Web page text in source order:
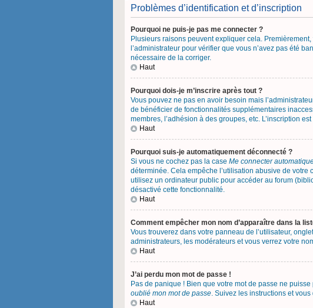
Problèmes d’identification et d’inscription
Pourquoi ne puis-je pas me connecter ?
Plusieurs raisons peuvent expliquer cela.
l’administrateur pour vérifier que vous n’avez pas été
nécessaire de la corriger.
Haut
Pourquoi dois-je m’inscrire après tout ?
Vous pouvez ne pas en avoir besoin mais
de bénéficier de fonctionnalités supplémentaires
membres, l’adhésion à des groupes, etc. L’inscription
Haut
Pourquoi suis-je automatiquement déconnecté ?
Si vous ne cochez pas la case Me connecter
déterminée. Cela empêche l’utilisation abusive de votre
utilisez un ordinateur public pour accéder au forum
désactivé cette fonctionnalité.
Haut
Comment empêcher mon nom d’apparaître dans la
Vous trouverez dans votre panneau de l’utilisateur,
administrateurs, les modérateurs et vous verrez votre
Haut
J’ai perdu mon mot de passe !
Pas de panique ! Bien que votre mot de passe ne
oublié mon mot de passe. Suivez les instructions et
Haut